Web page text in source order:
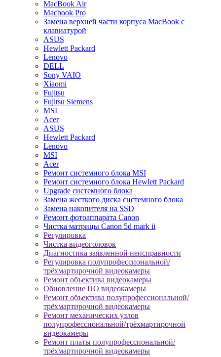
MacBook Air
Macbook Pro
Замена верхней части корпуса MacBook с
клавиатурой
ASUS
Hewlett Packard
Lenovo
DELL
Sony VAIO
Xiaomi
Fujitsu
Fujitsu Siemens
MSI
Acer
ASUS
Hewlett Packard
Lenovo
MSI
Acer
Ремонт системного блока MSI
Ремонт системного блока Hewlett Packard
Upgrade системного блока
Замена жесткого диска системного блока
Замена накопителя на SSD
Ремонт фотоаппарата Canon
Чистка матрицы Canon 5d mark ii
Регулировка
Чистка видеоголовок
Диагностика заявленной неисправности
Регулировка полупрофессиональной/
трёхмартирочной видеокамеры
Ремонт объектива видеокамеры
Обновление ПО видеокамеры
Ремонт объектива полупрофессиональной/
трёхмартирочной видеокамеры
Ремонт механических узлов
полупрофессиональной/трёхмартирочной
видеокамеры
Ремонт платы полупрофессиональной/
трёхмартирочной видеокамеры